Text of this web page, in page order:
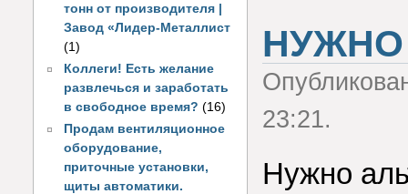
тонн от производителя |
Завод «Лидер-Металлист
(1)
Коллеги! Есть желание
развлечься и заработать
в свободное время? (16)
Продам вентиляционное
оборудование,
приточные установки,
щиты автоматики.
23:21.
Нужно